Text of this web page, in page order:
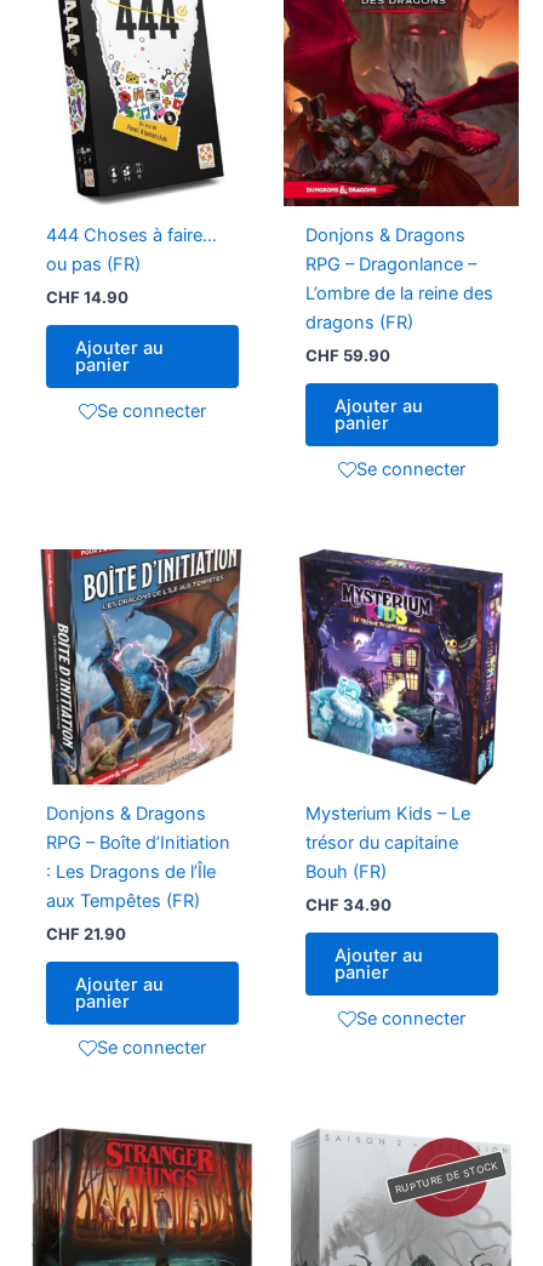
444 Choses à faire…
ou pas (FR)
CHF14.90
Ajouter au
panier
Se connecter
Donjons & Dragons
RPG – Dragonlance –
L’ombre de la reine des
dragons (FR)
CHF59.90
Ajouter au
panier
Se connecter
Donjons & Dragons
RPG – Boîte d’Initiation
: Les Dragons de l’Île
aux Tempêtes (FR)
CHF21.90
Ajouter au
panier
Se connecter
Mysterium Kids – Le
trésor du capitaine
Bouh (FR)
CHF34.90
Ajouter au
panier
Se connecter
RUPTURE DE STOCK